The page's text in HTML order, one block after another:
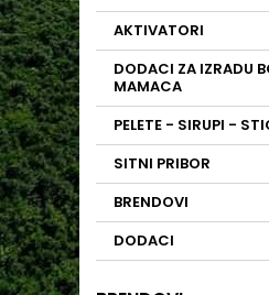
AKTIVATORI
DODACI ZA IZRADU
MAMACA
PELETE - SIRUPI -
SITNI PRIBOR
BRENDOVI
DODACI